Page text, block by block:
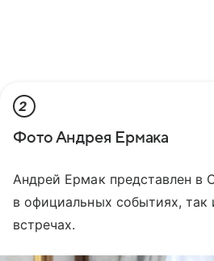
2
Фото Андрея Ермака
Андрей Ермак представлен в
в официальных событиях, так
встречах.